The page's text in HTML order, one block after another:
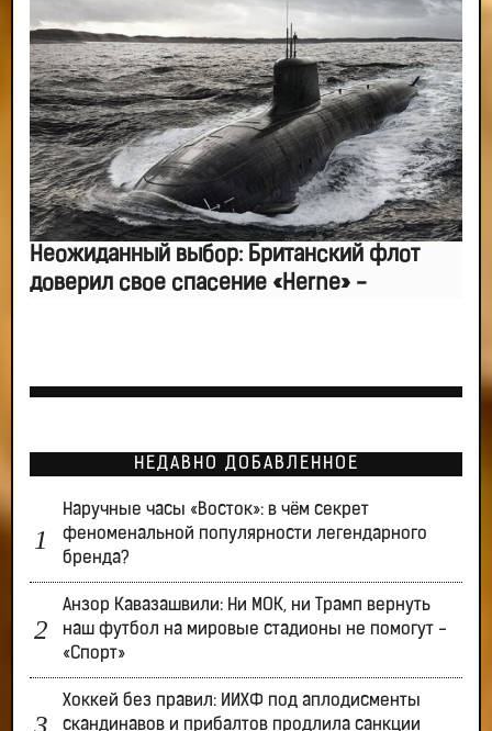
Неожиданный выбор: Британский флот
доверил свое спасение «Herne» -
НЕДАВНО ДОБАВЛЕННОЕ
Наручные часы «Восток»: в чём секрет
феноменальной популярности легендарного
бренда?
Анзор Кавазашвили: Ни МОК, ни Трамп вернуть
наш футбол на мировые стадионы не помогут -
«Спорт»
Хоккей без правил: ИИХФ под аплодисменты
скандинавов и прибалтов продлила санкции